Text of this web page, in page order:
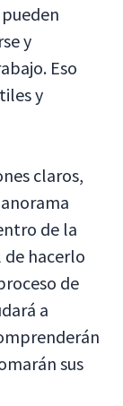
y
Eso
y
claros,
de la
de hacerlo
de
a
sus